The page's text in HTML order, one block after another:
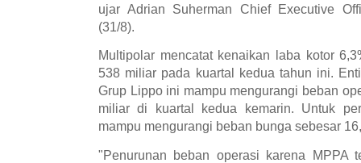
ujar Adrian Suherman Chief Executive
(31/8).
Multipolar mencatat kenaikan laba kotor
538 miliar pada kuartal kedua tahun ini.
Grup Lippo ini mampu mengurangi beban
miliar di kuartal kedua kemarin. Untuk
mampu mengurangi beban bunga sebesar
"Penurunan beban operasi karena MPPA